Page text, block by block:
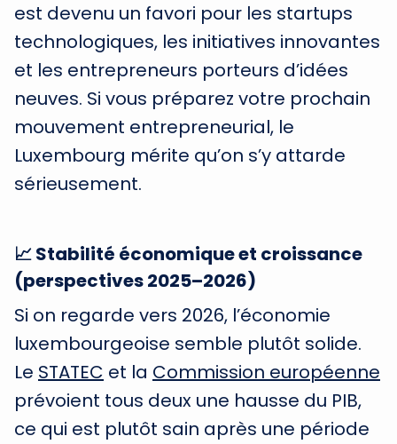
est devenu un favori pour les startups
technologiques, les initiatives innovantes
et les entrepreneurs porteurs d’idées
neuves. Si vous préparez votre prochain
mouvement entrepreneurial, le
Luxembourg mérite qu’on s’y attarde
sérieusement.
📈 Stabilité économique et croissance
(perspectives 2025–2026)
Si on regarde vers 2026, l’économie
luxembourgeoise semble plutôt solide.
Le STATEC et la Commission européenne
prévoient tous deux une hausse du PIB,
ce qui est plutôt sain après une période